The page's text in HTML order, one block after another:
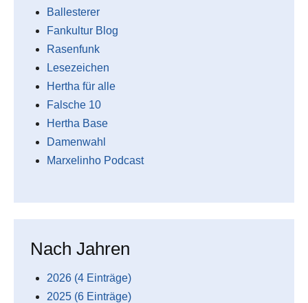
Ballesterer
Fankultur Blog
Rasenfunk
Lesezeichen
Hertha für alle
Falsche 10
Hertha Base
Damenwahl
Marxelinho Podcast
Nach Jahren
2026 (4 Einträge)
2025 (6 Einträge)